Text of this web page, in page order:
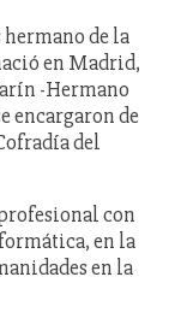
de la
en Madrid,
-Hermano
encargaron de
del
con
en la
en la